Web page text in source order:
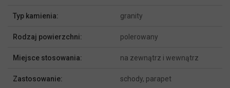
Typ kamienia: granity
Rodzaj powierzchni: polerowany
Miejsce stosowania: na zewnątrz i wewnątrz
Zastosowanie: schody, parapet